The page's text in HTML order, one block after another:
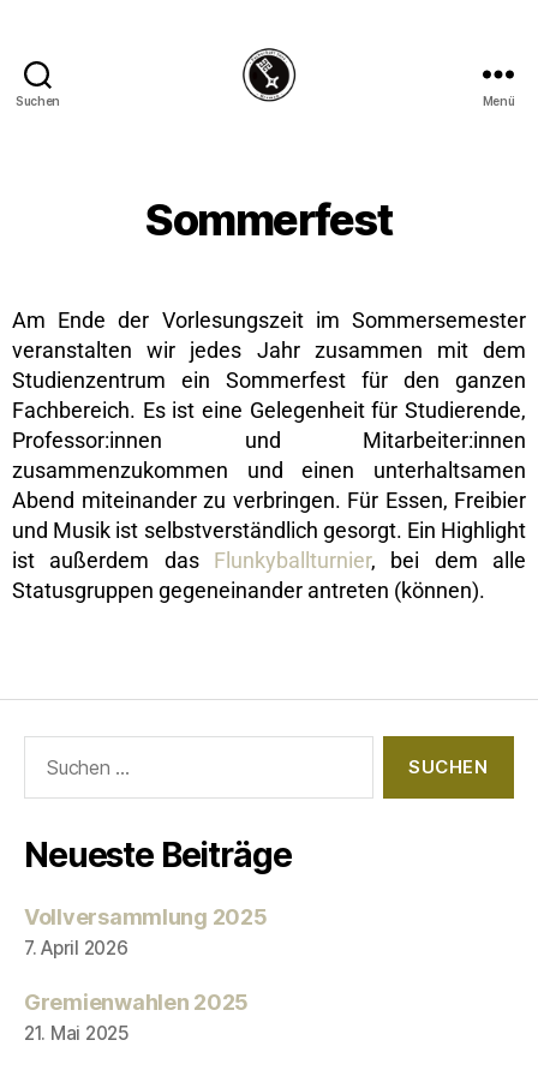
Suchen Menü
Sommerfest
Am Ende der Vorlesungszeit im Sommersemester
veranstalten wir jedes Jahr zusammen mit dem
Studienzentrum ein Sommerfest für den ganzen
Fachbereich. Es ist eine Gelegenheit für Studierende,
Professor:innen und Mitarbeiter:innen
zusammenzukommen und einen unterhaltsamen
Abend miteinander zu verbringen. Für Essen, Freibier
und Musik ist selbstverständlich gesorgt. Ein Highlight
ist außerdem das Flunkyballturnier, bei dem alle
Statusgruppen gegeneinander antreten (können).
Neueste Beiträge
Vollversammlung 2025
7. April 2026
Gremienwahlen 2025
21. Mai 2025